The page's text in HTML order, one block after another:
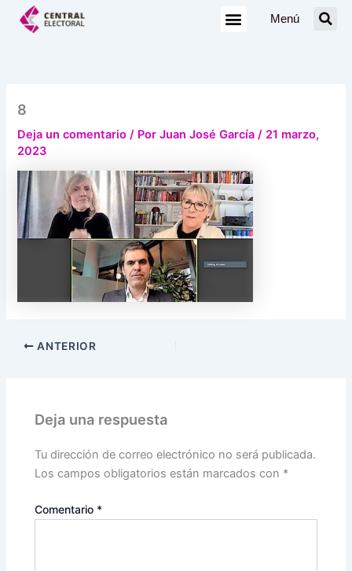
Menú
8
Deja un comentario / PorJuan José García/ 21 marzo,
2023
ANTERIOR
Deja una respuesta
Tu dirección de correo electrónico no será publicada.
Los campos obligatorios están marcados con *
Comentario *